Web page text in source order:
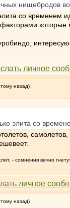
нищебродов
со временем
назад)
элита со
- сомнения вечно
назад)